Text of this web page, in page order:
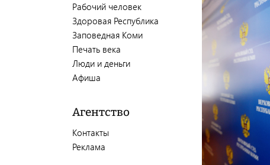
Рабочий человек
Здоровая Республика
Заповедная Коми
Печать века
Люди и деньги
Афиша
Агентство
Контакты
Реклама